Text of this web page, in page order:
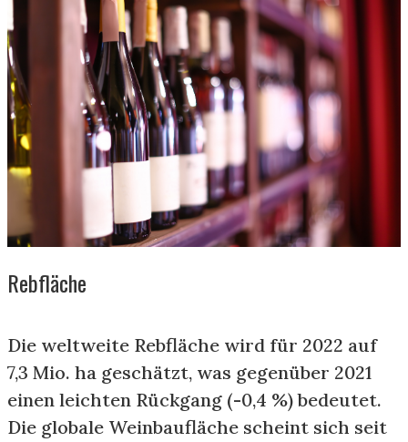
Rebfläche
Die weltweite Rebfläche wird für 2022 auf
7,3 Mio. ha geschätzt, was gegenüber 2021
einen leichten Rückgang (-0,4 %) bedeutet.
Die globale Weinbaufläche scheint sich seit